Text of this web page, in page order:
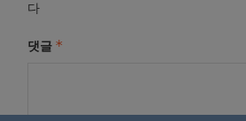
다
댓글 *